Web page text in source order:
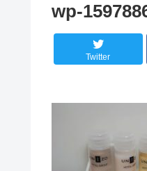
wp-
Twitter